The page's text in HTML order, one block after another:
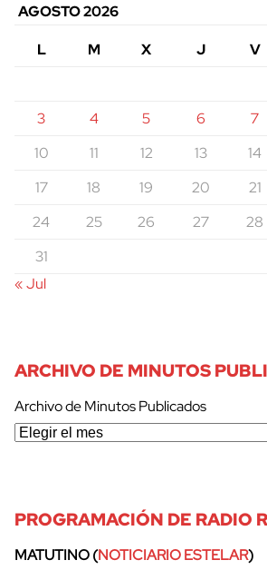
AGOSTO 2026
L
M X J V
3
4 5 6 7
10
11 12 13 14
17
18 19 20 21
24
25 26 27 28
31
« Jul
ARCHIVO DE MINUTOS
Archivo de Minutos Publicados
PROGRAMACIÓN DE RADIO
MATUTINO (NOTICIARIO ESTELAR)